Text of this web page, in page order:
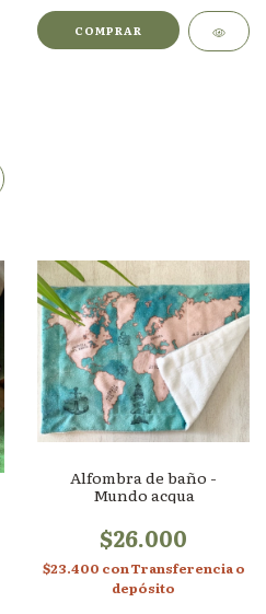
Alfombra de baño -
Mundo acqua
$26.000
$23.400 conTransferencia o
depósito